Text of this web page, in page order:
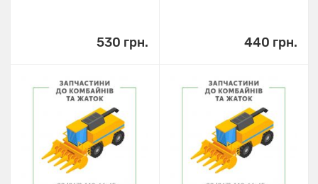
530 грн. 440 грн.